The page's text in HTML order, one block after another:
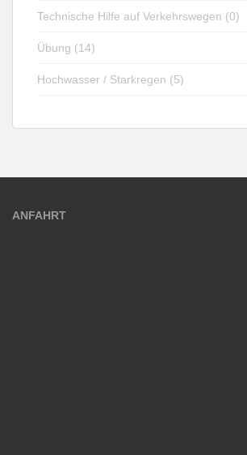
Technische Hilfe auf Verkehrswegen (0)
Übung (14)
Hochwasser / Starkregen (5)
ANFAHRT